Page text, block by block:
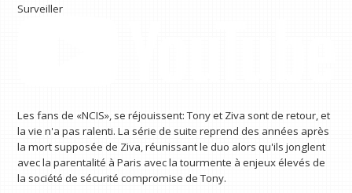
Surveiller
Les fans de «NCIS», se réjouissent: Tony et Ziva sont de retour, et
la vie n'a pas ralenti. La série de suite reprend des années après
la mort supposée de Ziva, réunissant le duo alors qu'ils jonglent
avec la parentalité à Paris avec la tourmente à enjeux élevés de
la société de sécurité compromise de Tony.